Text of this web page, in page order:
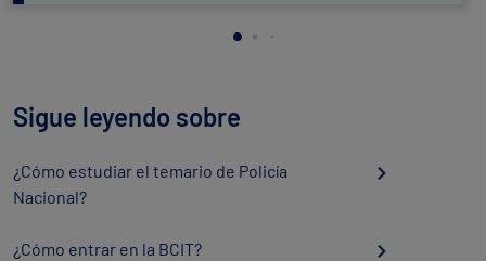
Sigue leyendo sobre
¿Cómo estudiar el temario de Policía
Nacional?
¿Cómo entrar en la BCIT?